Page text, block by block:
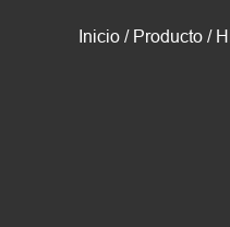
Inicio / Producto /